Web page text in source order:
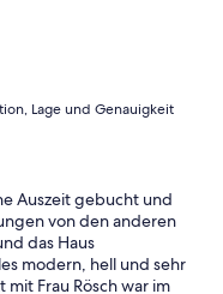
Lage und Genauigkeit
Auszeit gebucht und
von den anderen
das Haus
modern, hell und sehr
Frau Rösch war im